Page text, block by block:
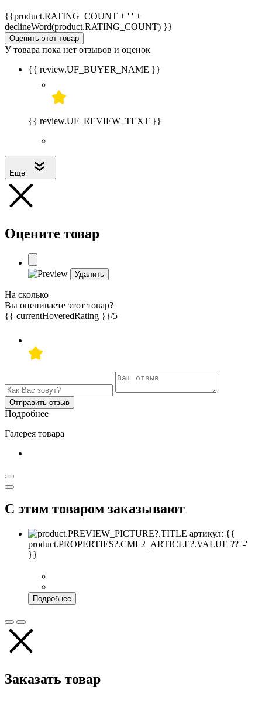
{{product.RATING_COUNT + ' ' +
declineWord(product.RATING_COUNT) }}
Оценить этот товар
У товара пока нет отзывов и оценок
{{ review.UF_BUYER_NAME }}
{{ review.UF_REVIEW_TEXT }}
Еще
Оцените товар
Удалить
На сколько
Вы оцениваете этот товар?
{{ currentHoveredRating }}/5
Отправить отзыв
Подробнее
Галерея товара
С этим товаром заказывают
артикул: {{
product.PROPERTIES?.CML2_ARTICLE?.VALUE ?? '-'
}}
Подробнее
Заказать товар